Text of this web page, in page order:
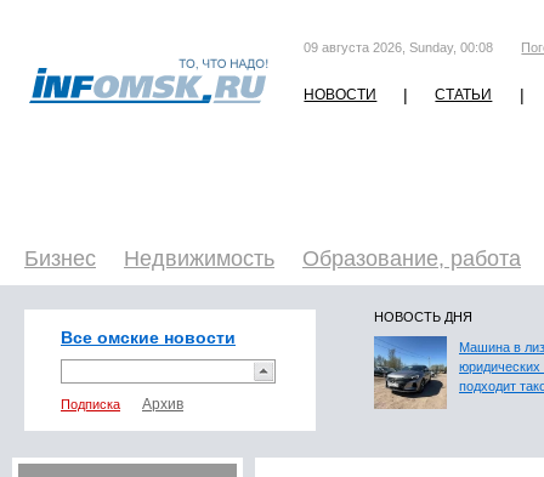
09 августа 2026, Sunday, 00:08
НОВОСТИ | СТАТЬИ |
Бизнес Недвижимость Образование, работа
Все омские новости
Подписка
НОВОСТЬ ДНЯ
Машина в
юридических
подходит